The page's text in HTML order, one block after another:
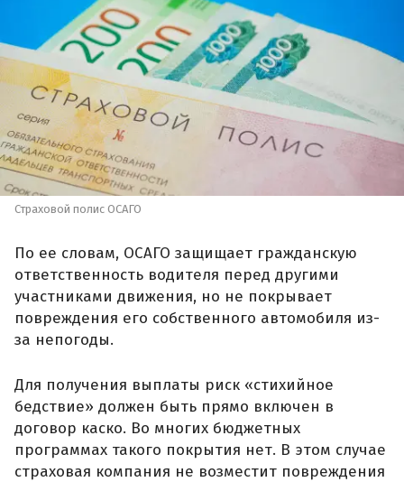
Страховой полис ОСАГО
По ее словам, ОСАГО защищает гражданскую
ответственность водителя перед другими
участниками движения, но не покрывает
повреждения его собственного автомобиля из-
за непогоды.
Для получения выплаты риск «стихийное
бедствие» должен быть прямо включен в
договор каско. Во многих бюджетных
программах такого покрытия нет. В этом случае
страховая компания не возместит повреждения